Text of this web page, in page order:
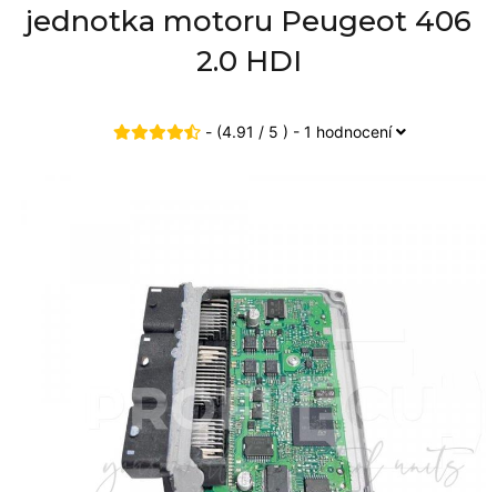
jednotka motoru Peugeot 406
2.0 HDI
- (4.91 / 5 ) - 1 hodnocení